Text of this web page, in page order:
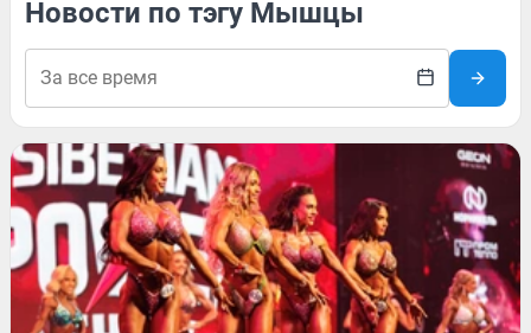
Новости по тэгу Мышцы